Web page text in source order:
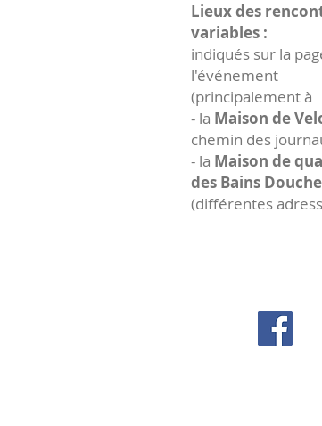
Lieux des
variables :
indiqués sur la
l'événement
(principalement à
- la Maison de
chemin des
- la Maison de
des Bains
(différentes